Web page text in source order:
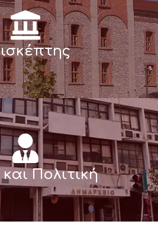
Πολιτική